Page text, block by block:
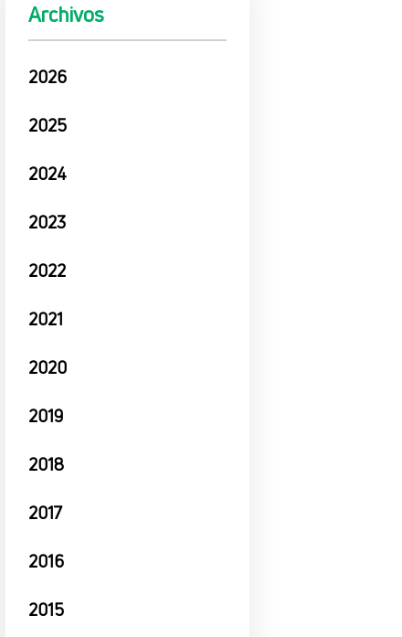
Archivos
2026
2025
2024
2023
2022
2021
2020
2019
2018
2017
2016
2015